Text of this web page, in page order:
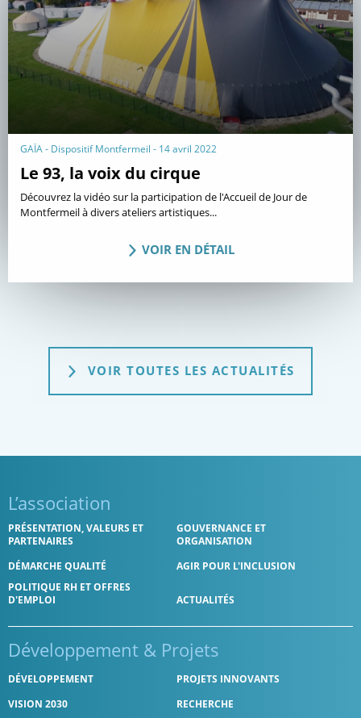
GAÏA - Dispositif Montfermeil - 14 avril 2022
Le 93, la voix du cirque
Découvrez la vidéo sur la participation de l'Accueil de Jour de
Montfermeil à divers ateliers artistiques...
VOIR EN DÉTAIL
VOIR TOUTES LES ACTUALITÉS
L’association
PRÉSENTATION, VALEURS ET
PARTENAIRES
GOUVERNANCE ET
ORGANISATION
DÉMARCHE QUALITÉ
AGIR POUR L'INCLUSION
POLITIQUE RH ET OFFRES
D'EMPLOI
ACTUALITÉS
Développement & Projets
DÉVELOPPEMENT
PROJETS INNOVANTS
VISION 2030
RECHERCHE